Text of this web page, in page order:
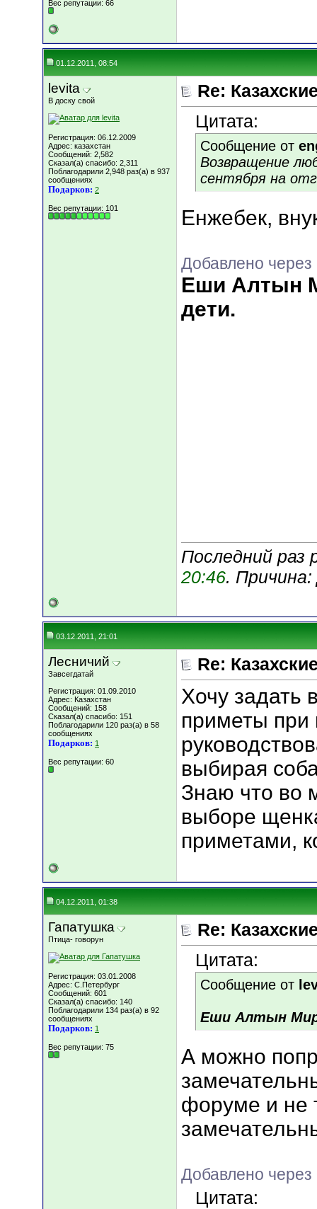
Вес репутации: 66
01.12.2011, 08:54
levita
В доску свой
Регистрация: 06.12.2009
Адрес: казахстан
Сообщений: 2,582
Сказал(а) спасибо: 2,311
Поблагодарили 2,948 раз(а) в 937
сообщениях
Подарков: 2
Вес репутации: 101
Re:
Цитата:
Сообщение от
Возвращение
сентября на
Енжебек,
Добавлено
Еши Алтын
дети.
Последний раз
20:46.
03.12.2011, 21:01
Лесничий
Завсегдатай
Регистрация: 01.09.2010
Адрес: Казахстан
Сообщений: 158
Сказал(а) спасибо: 151
Поблагодарили 120 раз(а) в 58
сообщениях
Подарков: 1
Вес репутации: 60
Re:
Хочу задать
приметы
выбирая
Знаю что во
выборе
приметами,
04.12.2011, 01:38
Гапатушка
Птица- говорун
Регистрация: 03.01.2008
Адрес: C.Петербург
Сообщений: 601
Сказал(а) спасибо: 140
Поблагодарили 134 раз(а) в 92
сообщениях
Подарков: 1
Вес репутации: 75
Re:
Цитата:
Сообщение от
Еши Алтын
А можно
форуме и не
Добавлено
Цитата: